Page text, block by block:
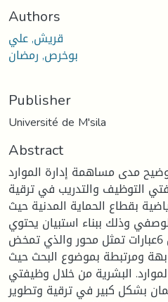
Authors
قريش, علي
بوخرص, رمضان
Publisher
Université de M'sila
Abstract
مدى مساهمة إدارة الموارد
التوظيف والتدريب في ترقية
بقطاع الحماية المدنية حيث
وذلك ببناء استبيان يحتوي
على محورين ب 12 عبارة كل 6عبارات تمثل محور والذي تمخض
ومرتبطة بموضوع البحث حيث
البشرية من خلال وظيفتي
بشكل كبير في ترقية وتطوير